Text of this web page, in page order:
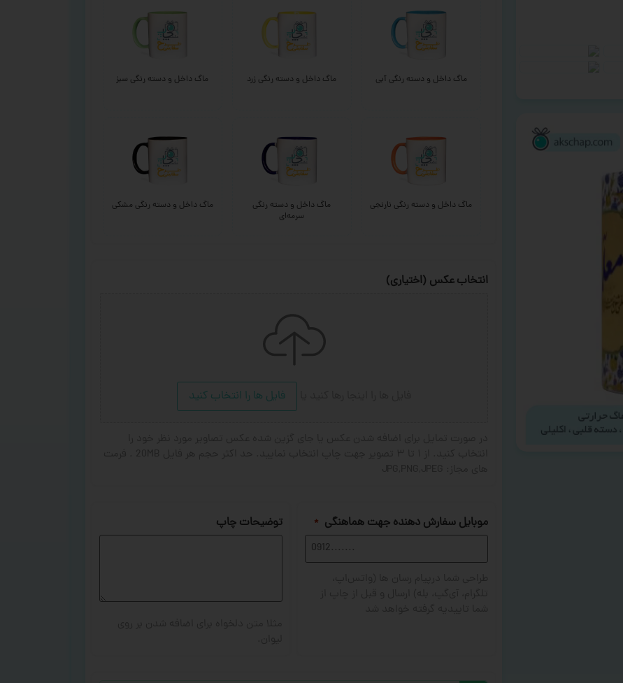
ماگ داخل و دسته رنگی آبی ماگ داخل و دسته رنگی زرد ماگ داخل و دسته رنگی سبز
ماگ داخل و دسته رنگی نارنجی
ماگ داخل و دسته رنگی
سرمه‌ای
ماگ داخل و دسته رنگی مشکی
انتخاب عکس (اختیاری)
فایل ها را انتخاب کنید
موبایل سفارش دهنده جهت هماهنگی * توضیحات چاپ